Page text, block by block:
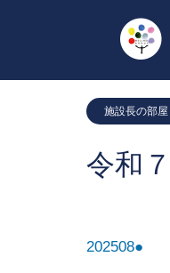
施設長の部屋
令和
202508●